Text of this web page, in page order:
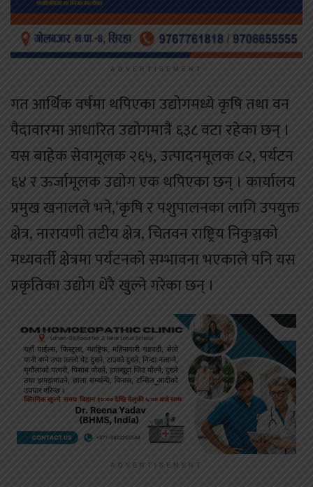
ADVERTISEMENT
गत आर्थिक वर्षमा थपिएका उद्योगमध्ये कृषि तथा वन
पैदावारमा आधारित उद्योगमात्रै ६३८ वटा रहेका छन् ।
यस बाहेक सेवामूलक २६५, उत्पादनमूलक ८२, पर्यटन
६४ र ऊर्जामूलक उद्योग एक थपिएका छन् । कार्यालय
प्रमुख खनालले भने,‘कृषि र पशुपालनका लागि उपयुक्त
क्षेत्र, नारायणी तटीय क्षेत्र, चितवन राष्ट्रिय निकुञ्जको
मध्यवर्ती क्षेत्रमा पर्यटनको सम्भावना भएकाले पनि यस
प्रकृतिका उद्योग धेरै खुल्ने गरेका छन् ।
ADVERTISEMENT